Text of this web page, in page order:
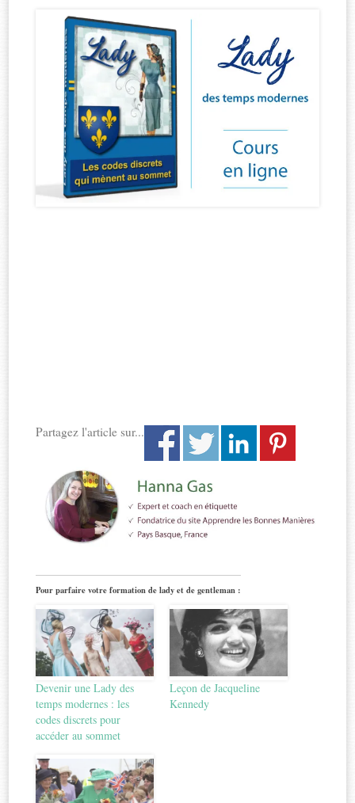
Partagez l'article sur...
Pour parfaire votre formation de lady et de gentleman :
Devenir une Lady des
temps modernes : les
codes discrets pour
accéder au sommet
Leçon de Jacqueline
Kennedy